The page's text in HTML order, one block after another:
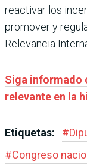
reactivar los
promover y
Relevancia
Siga informado
relevante en la
Etiquetas: #
#Congreso